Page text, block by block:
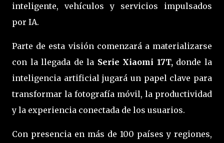
inteligente, vehículos y servicios impulsados
por IA.
Parte de esta visión comenzará a materializarse
con la llegada de la Serie Xiaomi 17T, donde la
inteligencia artificial jugará un papel clave para
transformar la fotografía móvil, la productividad
y la experiencia conectada de los usuarios.
Con presencia en más de 100 países y regiones,